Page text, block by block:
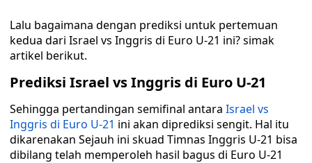
Lalu bagaimana dengan prediksi untuk pertemuan
kedua dari Israel vs Inggris di Euro U-21 ini? simak
artikel berikut.
Prediksi Israel vs Inggris di Euro U-21
Sehingga pertandingan semifinal antara Israel vs
Inggris di Euro U-21 ini akan diprediksi sengit. Hal itu
dikarenakan Sejauh ini skuad Timnas Inggris U-21 bisa
dibilang telah memperoleh hasil bagus di Euro U-21